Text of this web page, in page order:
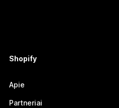
Shopify
Apie
Partneriai